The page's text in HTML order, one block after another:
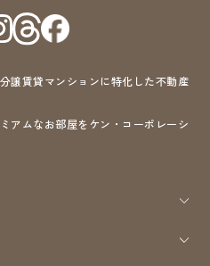
譲賃貸マンションに特化した不動産
アムなお部屋をケン・コーポレーシ